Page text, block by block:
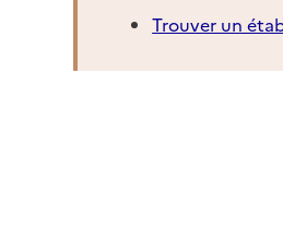
Trouver un